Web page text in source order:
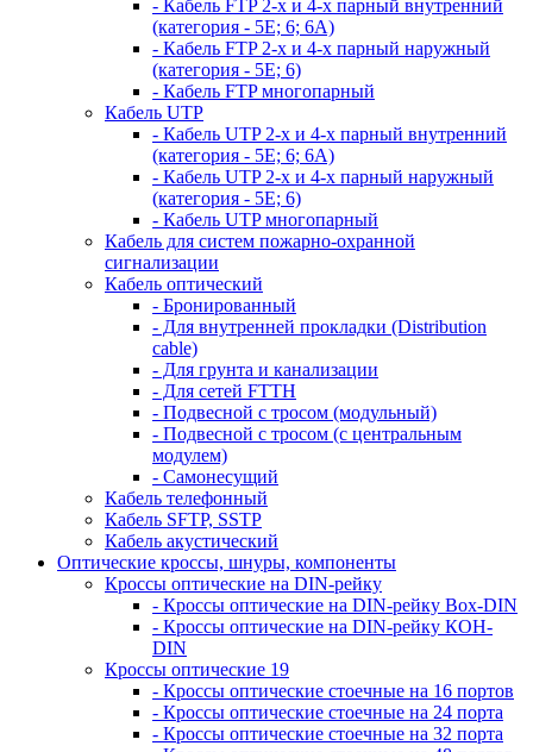
- Кабель FTP 2-х и 4-х парный внутренний
(категория - 5Е; 6; 6А)
- Кабель FTP 2-х и 4-х парный наружный
(категория - 5Е; 6)
- Кабель FTP многопарный
Кабель UTP
- Кабель UTP 2-х и 4-х парный внутренний
(категория - 5Е; 6; 6А)
- Кабель UTP 2-х и 4-х парный наружный
(категория - 5Е; 6)
- Кабель UTP многопарный
Кабель для систем пожарно-охранной
сигнализации
Кабель оптический
- Бронированный
- Для внутренней прокладки (Distribution
cable)
- Для грунта и канализации
- Для сетей FTTH
- Подвесной с тросом (модульный)
- Подвесной с тросом (с центральным
модулем)
- Самонесущий
Кабель телефонный
Кабель SFTP, SSTP
Кабель акустический
Оптические кроссы, шнуры, компоненты
Кроссы оптические на DIN-рейку
- Кроссы оптические на DIN-рейку Box-DIN
- Кроссы оптические на DIN-рейку КОН-
DIN
Кроссы оптические 19
- Кроссы оптические стоечные на 16 портов
- Кроссы оптические стоечные на 24 порта
- Кроссы оптические стоечные на 32 порта